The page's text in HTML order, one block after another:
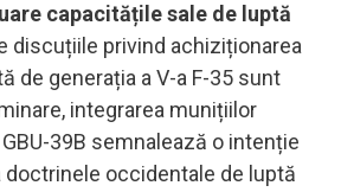
capacitățile sale de luptă
discuțiile privind achiziționarea
de generația a V-a F-35 sunt
integrarea munițiilor
39B semnalează o intenție
doctrinele occidentale de luptă